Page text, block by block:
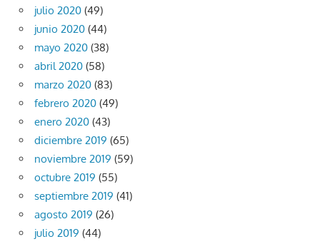
julio 2020 (49)
junio 2020 (44)
mayo 2020 (38)
abril 2020 (58)
marzo 2020 (83)
febrero 2020 (49)
enero 2020 (43)
diciembre 2019 (65)
noviembre 2019 (59)
octubre 2019 (55)
septiembre 2019 (41)
agosto 2019 (26)
julio 2019 (44)